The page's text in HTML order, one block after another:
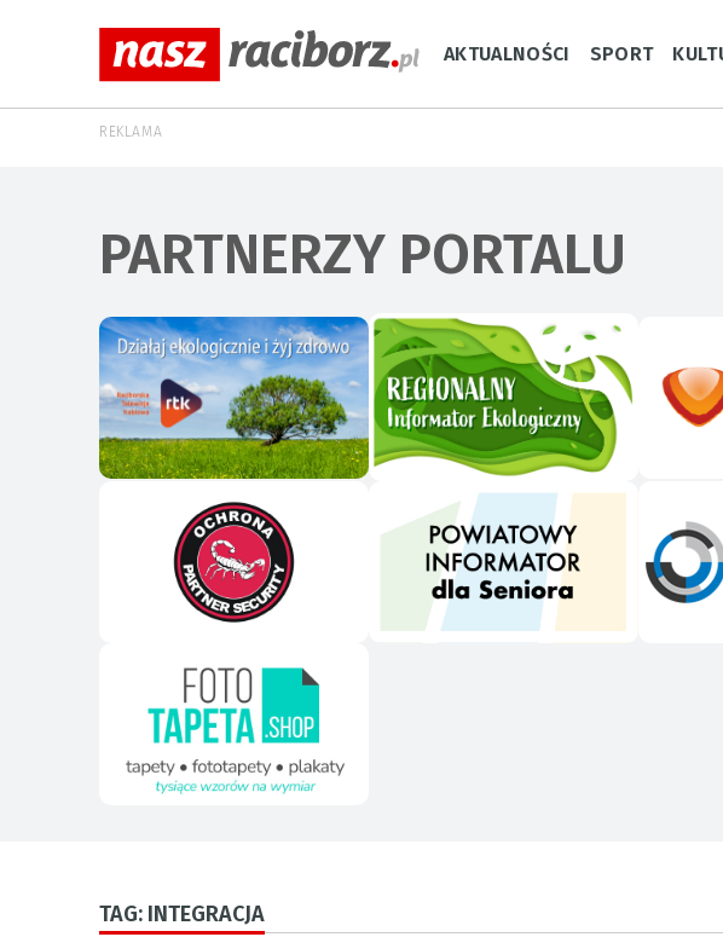
AKTUALNOŚCI SPORT
REKLAMA
PARTNERZY PORTALU
TAG: INTEGRACJA